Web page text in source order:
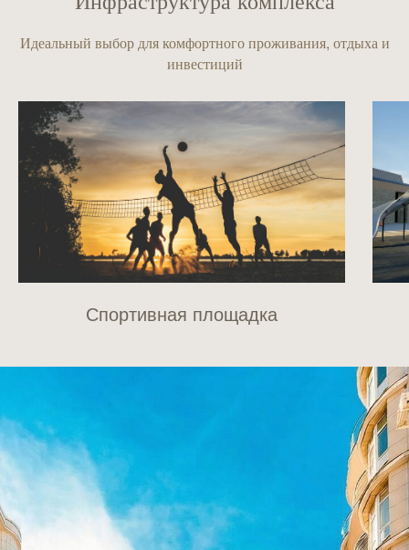
Идеальный выбор для комфортного проживания, отдыха и
инвестиций
Спортивная площадка